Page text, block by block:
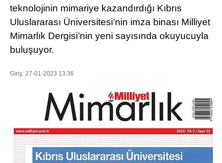
WhatsApp İhbar Hattı
Instagram
Youtube
teknolojinin mimariye kazandırdığı Kıbrıs
Uluslararası Üniversitesi’nin imza binası Milliyet
Mimarlık Dergisi’nin yeni sayısında okuyucuyla
buluşuyor.
Giriş: 27-01-2023 13:36